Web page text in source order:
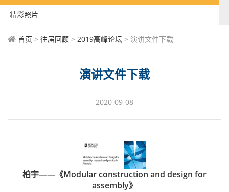
精彩照片
首页 > 往届回顾 > 2019高峰论坛 > 演讲文件下载
演讲文件下载
2020-09-08
柏宇——《Modular construction and design for
assembly》